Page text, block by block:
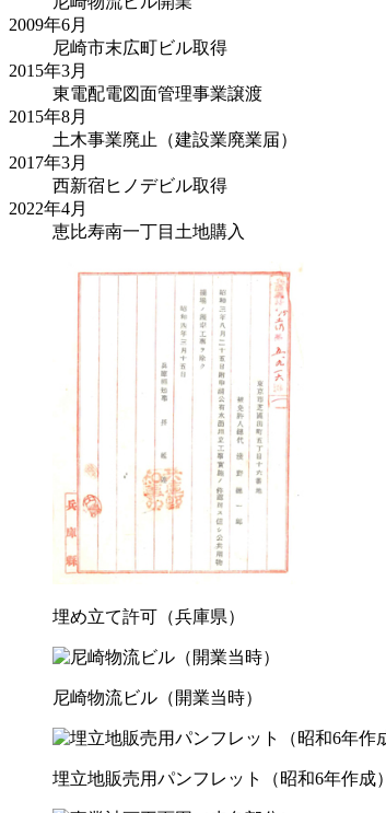
2009年6月
尼崎市末広町ビル取得
2015年3月
東電配電図面管理事業譲渡
2015年8月
土木事業廃止（建設業廃業届）
2017年3月
西新宿ヒノデビル取得
2022年4月
恵比寿南一丁目土地購入
埋め立て許可（兵庫県）
尼崎物流ビル（開業当時）
埋立地販売用パンフレット（昭和6年作成）